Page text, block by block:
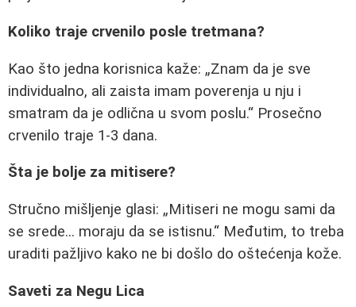
Koliko traje crvenilo posle tretmana?
Kao što jedna korisnica kaže:
Znam da je sve
individualno, ali zaista imam poverenja u nju i
smatram da je odlična u svom poslu.
Prosečno
crvenilo traje 1-3 dana.
Šta je bolje za mitisere?
Stručno mišljenje glasi:
Mitiseri ne mogu sami da
se srede... moraju da se istisnu.
Međutim, to treba
uraditi pažljivo kako ne bi došlo do oštećenja kože.
Saveti za Negu Lica